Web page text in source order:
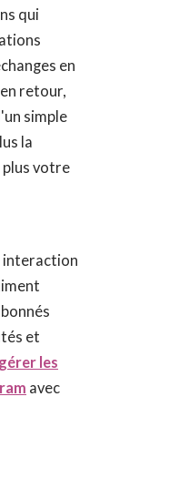
qui
en
retour,
simple
la
plus votre
interaction
et
gérer les
avec